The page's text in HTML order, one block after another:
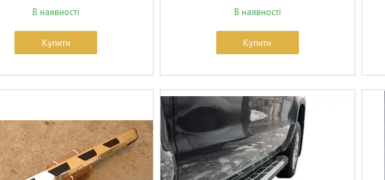
В наявності
Купити
В наявності
Купити